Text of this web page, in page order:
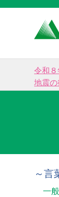
令和
地震
～言
一